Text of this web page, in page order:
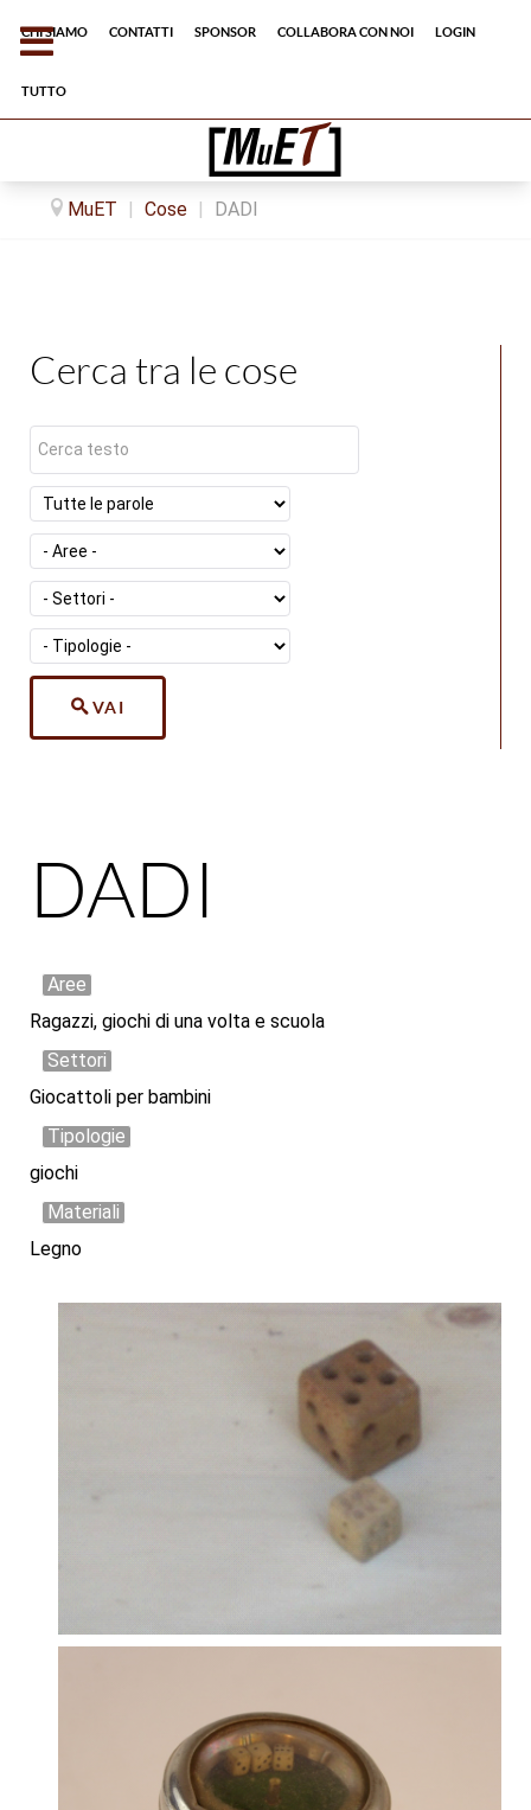
Chi siamo Contatti Sponsor Collabora con noi Login
tutto
MuET | Cose | DADI
Cerca tra le cose
VAI
DADI
Aree
Ragazzi, giochi di una volta e scuola
Settori
Giocattoli per bambini
Tipologie
giochi
Materiali
Legno